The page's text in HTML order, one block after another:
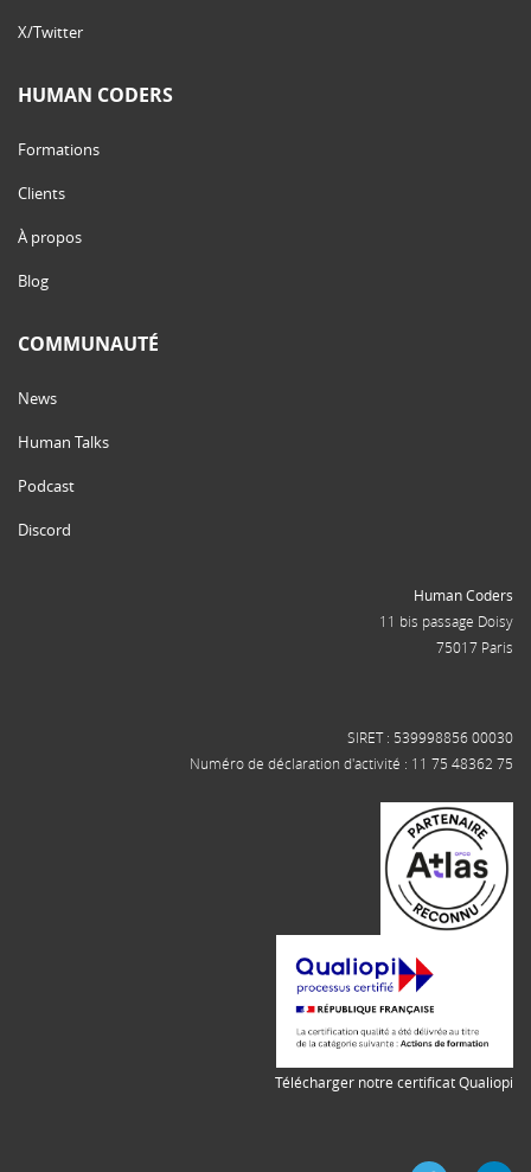
X/Twitter
HUMAN CODERS
Formations
Clients
À propos
Blog
COMMUNAUTÉ
News
Human Talks
Podcast
Discord
Human Coders
11 bis passage Doisy
75017 Paris
SIRET : 539998856 00030
Numéro de déclaration d'activité : 11 75 48362 75
Télécharger notre certificat Qualiopi